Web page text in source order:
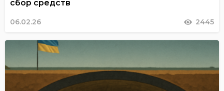
сбор средств
06.02.26 2445